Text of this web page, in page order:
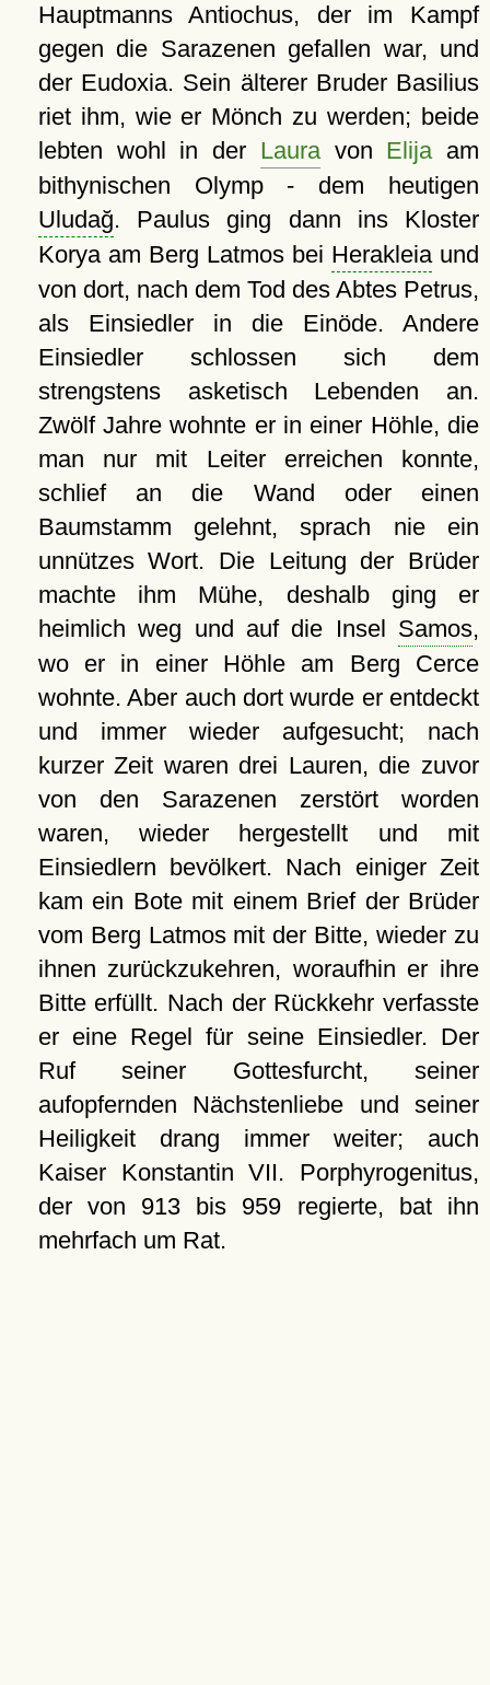
Hauptmanns Antiochus, der im Kampf
gegen die Sarazenen gefallen war, und
der Eudoxia. Sein älterer Bruder Basilius
riet ihm, wie er Mönch zu werden; beide
lebten wohl in der Lauravon Elijaam
bithynischen Olymp - dem heutigen
Uludağ. Paulus ging dann ins Kloster
Korya am Berg Latmos bei Herakleiaund
von dort, nach dem Tod des Abtes Petrus,
als Einsiedler in die Einöde. Andere
Einsiedler schlossen sich dem
strengstens asketisch Lebenden an.
Zwölf Jahre wohnte er in einer Höhle, die
man nur mit Leiter erreichen konnte,
schlief an die Wand oder einen
Baumstamm gelehnt, sprach nie ein
unnützes Wort. Die Leitung der Brüder
machte ihm Mühe, deshalb ging er
heimlich weg und auf die Insel Samos,
wo er in einer Höhle am Berg Cerce
wohnte. Aber auch dort wurde er entdeckt
und immer wieder aufgesucht; nach
kurzer Zeit waren drei Lauren, die zuvor
von den Sarazenen zerstört worden
waren, wieder hergestellt und mit
Einsiedlern bevölkert. Nach einiger Zeit
kam ein Bote mit einem Brief der Brüder
vom Berg Latmos mit der Bitte, wieder zu
ihnen zurückzukehren, woraufhin er ihre
Bitte erfüllt. Nach der Rückkehr verfasste
er eine Regel für seine Einsiedler. Der
Ruf seiner Gottesfurcht, seiner
aufopfernden Nächstenliebe und seiner
Heiligkeit drang immer weiter; auch
Kaiser Konstantin VII. Porphyrogenitus,
der von 913 bis 959 regierte, bat ihn
mehrfach um Rat.